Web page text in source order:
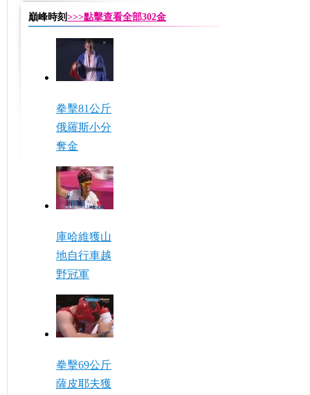
巔峰時刻 >>>點擊查看全部302金
拳擊81公斤
俄羅斯小分
奪金
庫哈維獲山
地自行車越
野冠軍
拳擊69公斤
薩皮耶夫獲